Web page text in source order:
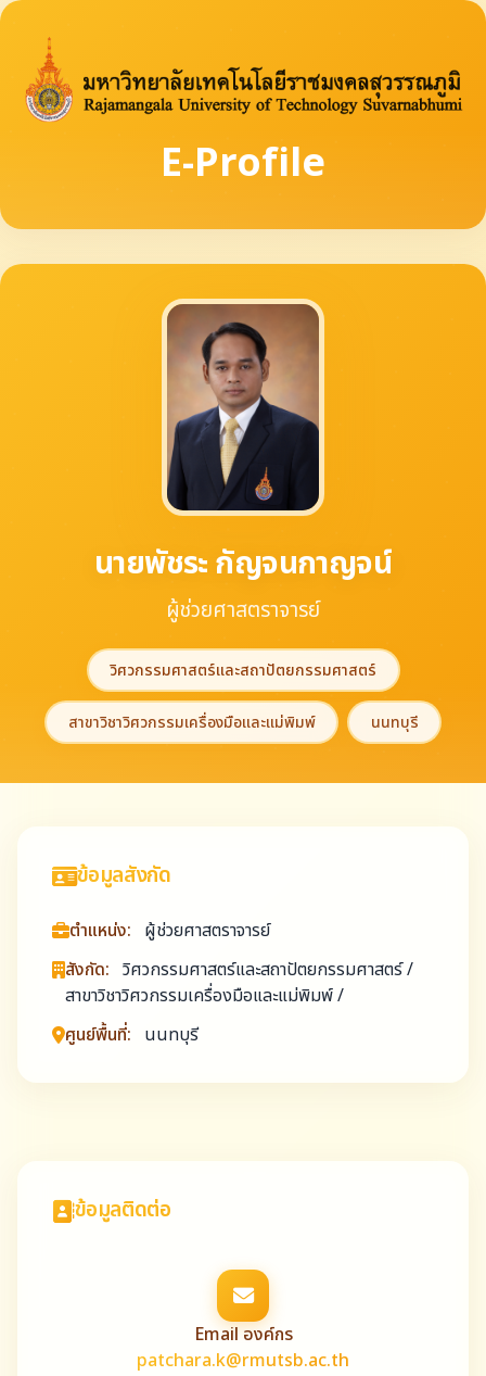
E-Profile
นายพัชระ กัญจนกาญจน์
ผู้ช่วยศาสตราจารย์
วิศวกรรมศาสตร์และสถาปัตยกรรมศาสตร์
สาขาวิชาวิศวกรรมเครื่องมือและแม่พิมพ์ นนทบุรี
ข้อมูลสังกัด
ตำแหน่ง: ผู้ช่วยศาสตราจารย์
สังกัด: วิศวกรรมศาสตร์และสถาปัตยกรรมศาสตร์ /
สาขาวิชาวิศวกรรมเครื่องมือและแม่พิมพ์ /
ศูนย์พื้นที่: นนทบุรี
ข้อมูลติดต่อ
Email องค์กร
patchara.k@rmutsb.ac.th